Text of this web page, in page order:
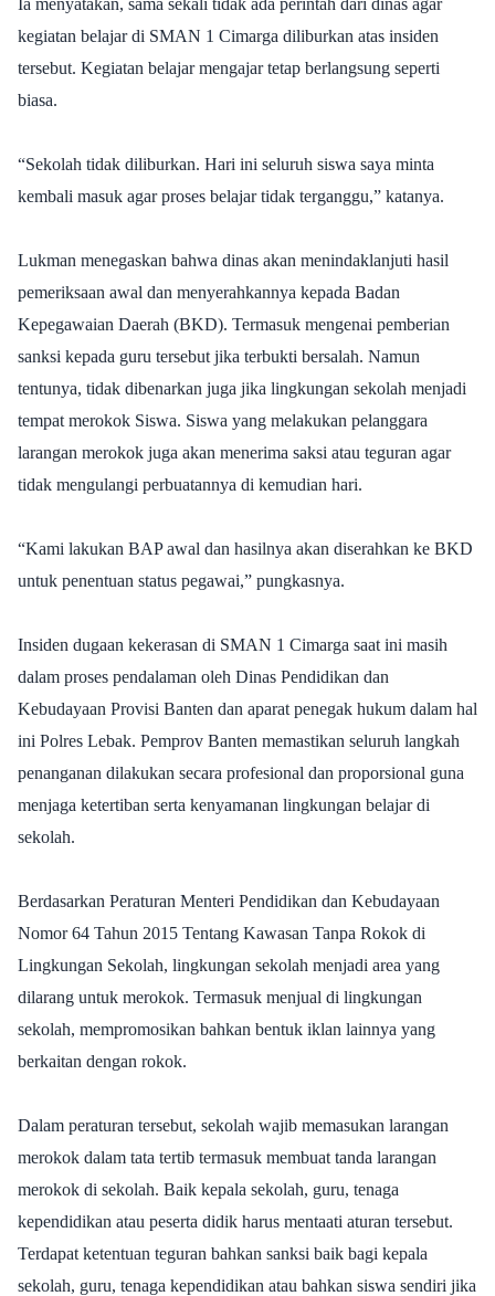
kegiatan belajar di SMAN 1 Cimarga diliburkan atas insiden
tersebut. Kegiatan belajar mengajar tetap berlangsung seperti
biasa.
“Sekolah tidak diliburkan. Hari ini seluruh siswa saya minta
kembali masuk agar proses belajar tidak terganggu,” katanya.
Lukman menegaskan bahwa dinas akan menindaklanjuti hasil
pemeriksaan awal dan menyerahkannya kepada Badan
Kepegawaian Daerah (BKD). Termasuk mengenai pemberian
sanksi kepada guru tersebut jika terbukti bersalah. Namun
tentunya, tidak dibenarkan juga jika lingkungan sekolah menjadi
tempat merokok Siswa. Siswa yang melakukan pelanggara
larangan merokok juga akan menerima saksi atau teguran agar
tidak mengulangi perbuatannya di kemudian hari.
“Kami lakukan BAP awal dan hasilnya akan diserahkan ke BKD
untuk penentuan status pegawai,” pungkasnya.
Insiden dugaan kekerasan di SMAN 1 Cimarga saat ini masih
dalam proses pendalaman oleh Dinas Pendidikan dan
Kebudayaan Provisi Banten dan aparat penegak hukum dalam hal
ini Polres Lebak. Pemprov Banten memastikan seluruh langkah
penanganan dilakukan secara profesional dan proporsional guna
menjaga ketertiban serta kenyamanan lingkungan belajar di
sekolah.
Berdasarkan Peraturan Menteri Pendidikan dan Kebudayaan
Nomor 64 Tahun 2015 Tentang Kawasan Tanpa Rokok di
Lingkungan Sekolah, lingkungan sekolah menjadi area yang
dilarang untuk merokok. Termasuk menjual di lingkungan
sekolah, mempromosikan bahkan bentuk iklan lainnya yang
berkaitan dengan rokok.
Dalam peraturan tersebut, sekolah wajib memasukan larangan
merokok dalam tata tertib termasuk membuat tanda larangan
merokok di sekolah. Baik kepala sekolah, guru, tenaga
kependidikan atau peserta didik harus mentaati aturan tersebut.
Terdapat ketentuan teguran bahkan sanksi baik bagi kepala
sekolah, guru, tenaga kependidikan atau bahkan siswa sendiri jika